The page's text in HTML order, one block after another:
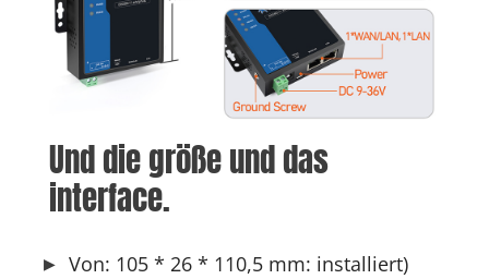
Und die größe und das
interface.
Von: 105 * 26 * 110,5 mm: installiert)